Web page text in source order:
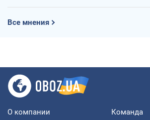
Все мнения
О компании Команда